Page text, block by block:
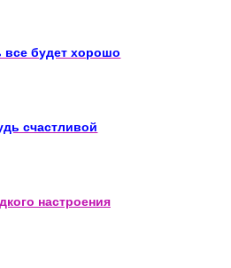
все будет хорошо
счастливой
настроения